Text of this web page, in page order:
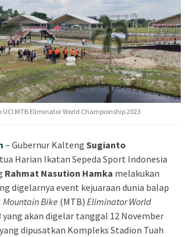
MTB Eliminator World Championship 2023
– Gubernur Kalteng Sugianto
Harian Ikatan Sepeda Sport Indonesia
Rahmat Nasution Hamka melakukan
digelarnya event kejuaraan dunia balap
Mountain Bike (MTB) Eliminator World
yang akan digelar tanggal 12 November
dipusatkan Kompleks Stadion Tuah